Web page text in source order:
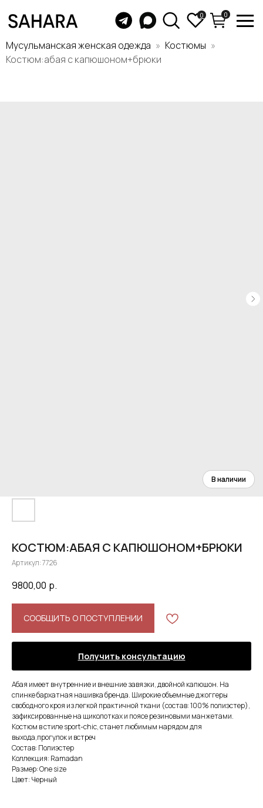
Мусульманская женская одежда
Костюмы
Костюм:абая с капюшоном+брюки
КОСТЮМ:АБАЯ С КАПЮШОНОМ+БРЮКИ
Артикул:7726
9800,00 р.
СООБЩИТЬ О ПОСТУПЛЕНИИ
Получить консультацию
Абая имеет внутренние и внешние завязки, двойной капюшон. На
спинке бархатная нашивка бренда. Широкие объемные джоггеры
свободного кроя из легкой практичной ткани (состав: 100% полиэстер),
зафиксированные на щиколотках и поясе резиновыми манжетами.
Костюм в стиле sport-chic, станет любимым нарядом для
выхода,прогулок и встреч
Состав: Полиэстер
Коллекция: Ramadan
Размер: One size
Цвет: Черный